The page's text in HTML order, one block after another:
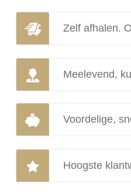
Zelf afhalen.
Meelevend,
Voordelige,
Hoogste